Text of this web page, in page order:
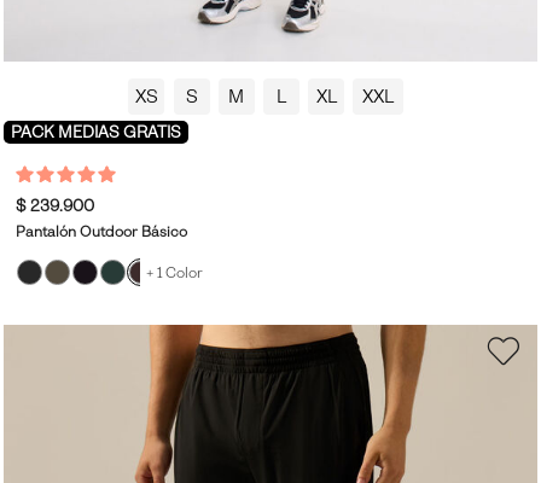
XS S M L XL XXL
PACK MEDIAS GRATIS
$ 239.900
Pantalón Outdoor Básico
+ 1 Color